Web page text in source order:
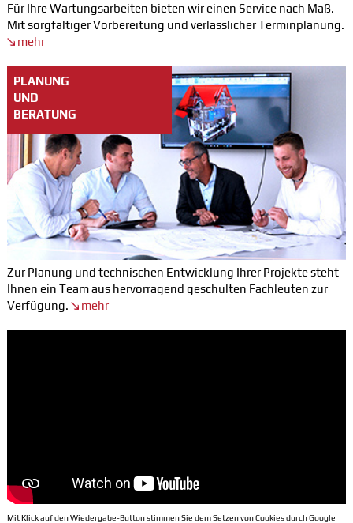
Für Ihre Wartungsarbeiten bieten wir einen Service nach Maß.
Mit sorgfältiger Vorbereitung und verlässlicher Terminplanung.
mehr
Zur Planung und technischen Entwicklung Ihrer Projekte steht
Ihnen ein Team aus hervorragend geschulten Fachleuten zur
Verfügung.
mehr
PLANUNG
UND
BERATUNG
Mit Klick auf den Wiedergabe-Button stimmen Sie dem Setzen von Cookies durch Google